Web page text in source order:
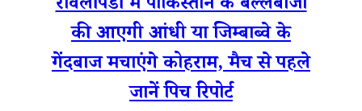
की आएगी आंधी या जिम्बाब्वे के
गेंदबाज मचाएंगे कोहराम, मैच से पहले
जानें पिच रिपोर्ट